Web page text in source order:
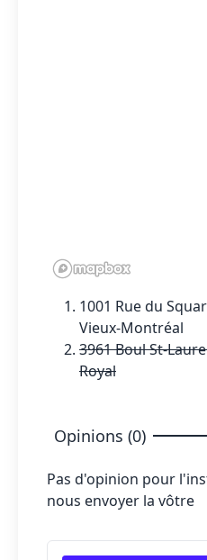
1001 Rue du
Vieux-Montréal
3961 Boul St-
Royal
Opinions (0)
Pas d'opinion pour
nous envoyer la vôtre